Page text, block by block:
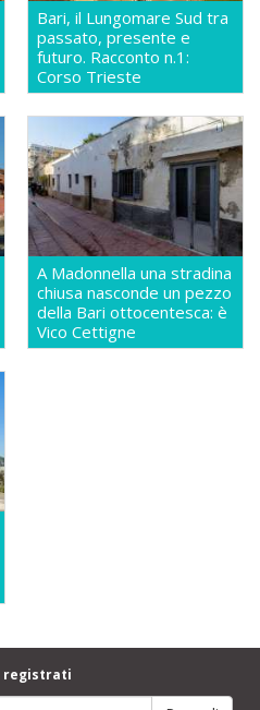
Bari, il Lungomare Sud tra
passato, presente e
futuro. Racconto n.1:
Corso Trieste
A Madonnella una stradina
chiusa nasconde un pezzo
della Bari ottocentesca: è
Vico Cettigne
registrati